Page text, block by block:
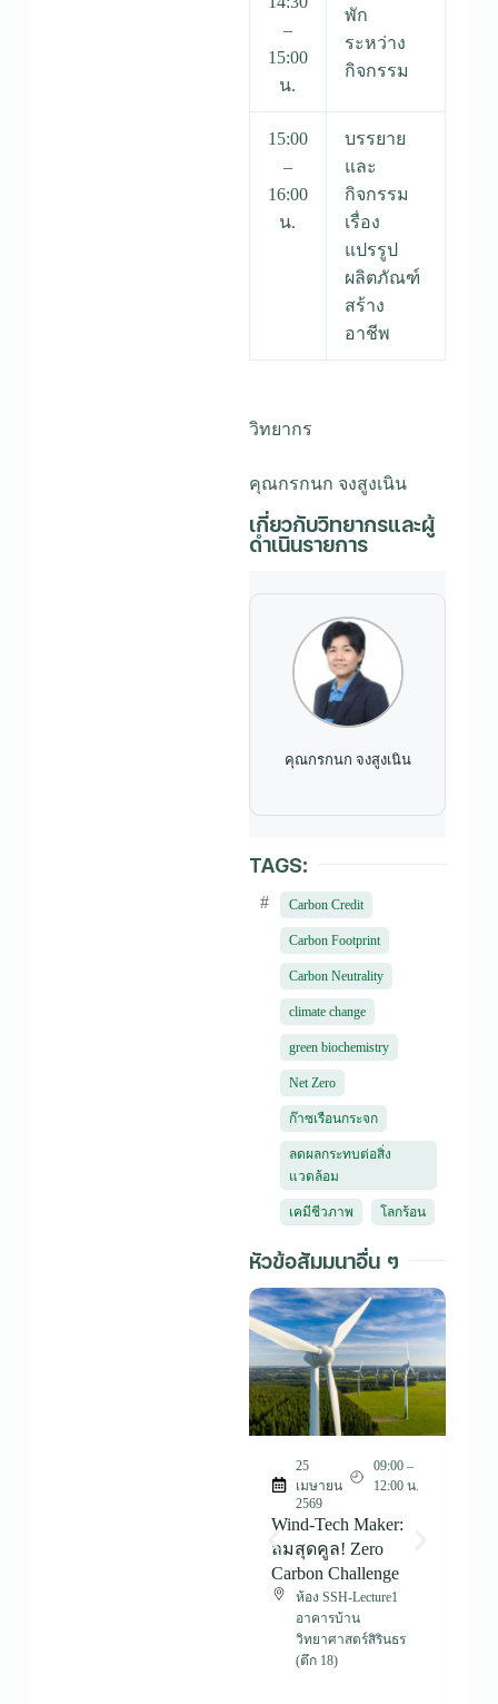
–
15:00
น.
พัก
ระหว่าง
กิจกรรม
15:00
–
16:00
น.
บรรยาย
และ
กิจกรรม
เรื่อง
แปรรูป
ผลิตภัณฑ์
สร้าง
อาชีพ
วิทยากร
คุณกรกนก จงสูงเนิน
เกี่ยวกับวิทยากรและผู้
ดำเนินรายการ
คุณกรกนก จงสูงเนิน
TAGS:
# Carbon Credit
Carbon Footprint
Carbon Neutrality
climate change
green biochemistry
Net Zero
ก๊าซเรือนกระจก
ลดผลกระทบต่อสิ่ง
แวดล้อม
เคมีชีวภาพ โลกร้อน
หัวข้อสัมมนาอื่น ๆ
25
เมษายน
2569
09:00 –
12:00 น.
Wind-Tech Maker:
ลมสุดคูล! Zero
Carbon Challenge
ห้อง SSH-Lecture1
อาคารบ้าน
วิทยาศาสตร์สิรินธร
(ตึก 18)